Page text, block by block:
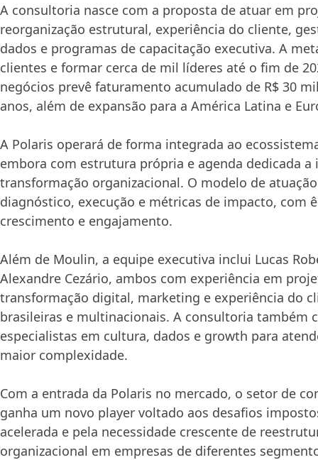
A consultoria nasce com a proposta de atuar em
reorganização estrutural, experiência do cliente,
dados e programas de capacitação executiva. A
clientes e formar cerca de mil líderes até o fim de
negócios prevê faturamento acumulado de R$ 30
anos, além de expansão para a América Latina e
A Polaris operará de forma integrada ao
embora com estrutura própria e agenda dedicada a
transformação organizacional. O modelo de
diagnóstico, execução e métricas de impacto, com
crescimento e engajamento.
Além de Moulin, a equipe executiva inclui Lucas
Alexandre Cezário, ambos com experiência em
transformação digital, marketing e experiência do
brasileiras e multinacionais. A consultoria também
especialistas em cultura, dados e growth para
maior complexidade.
Com a entrada da Polaris no mercado, o setor de
ganha um novo player voltado aos desafios
acelerada e pela necessidade crescente de
organizacional em empresas de diferentes